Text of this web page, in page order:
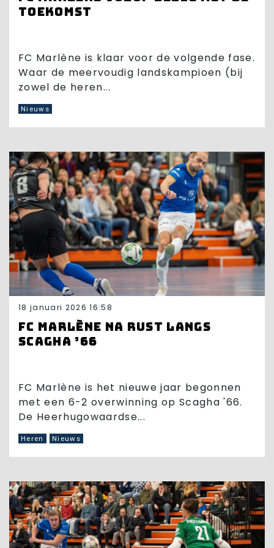
toekomst
FC Marlène is klaar voor de volgende fase.
Waar de meervoudig landskampioen (bij
zowel de heren...
Nieuws
18 januari 2026 16:58
FC Marlène na rust langs
Scagha ’66
FC Marlène is het nieuwe jaar begonnen
met een 6-2 overwinning op Scagha '66.
De Heerhugowaardse...
Heren Nieuws